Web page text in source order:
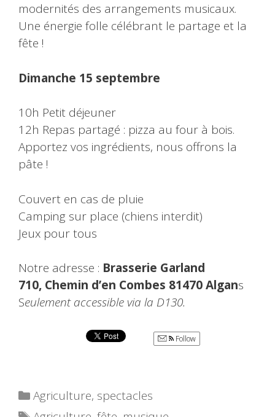
modernités des arrangements musicaux.
Une énergie folle célébrant le partage et la
fête !
Dimanche 15 septembre
10h Petit déjeuner
12h Repas partagé : pizza au four à bois.
Apportez vos ingrédients, nous offrons la
pâte !
Couvert en cas de pluie
Camping sur place (chiens interdit)
Jeux pour tous
Notre adresse : Brasserie Garland
710, Chemin d’en Combes 81470 Algans
Seulement accessible via la D130.
Follow
Catégories
Agriculture, spectacles
Étiquettes